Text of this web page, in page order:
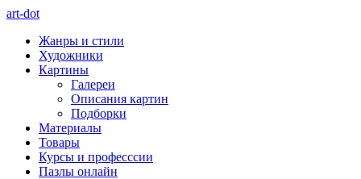
art-dot
Жанры и стили
Художники
Картины
Галереи
Описания картин
Подборки
Материалы
Товары
Курсы и професссии
Пазлы онлайн